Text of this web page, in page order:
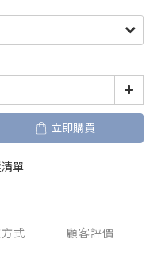
立即購買
單
式 顧客評價